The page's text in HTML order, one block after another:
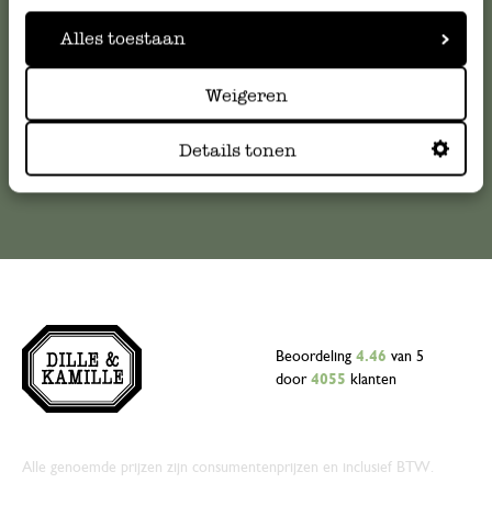
Alles toestaan
Weigeren
Details tonen
meestgestelde vragen.
Online Klantenservice
Beoordeling 4.46 van 5
door 4055 klanten
Alle genoemde prijzen zijn consumentenprijzen en inclusief BTW.